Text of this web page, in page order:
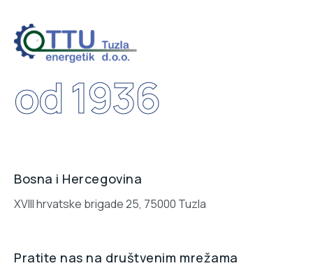
od 1936
Bosna i Hercegovina
XVIII hrvatske brigade 25, 75000 Tuzla
Pratite nas na društvenim mrežama